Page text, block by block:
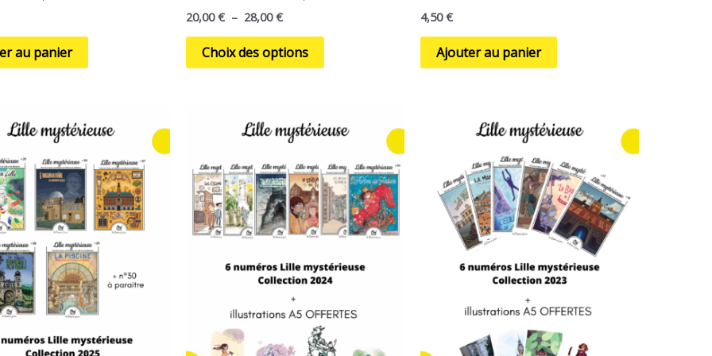
au panier
20,00€ – 28,00€
Choix des options
4,50€
Ajouter au panier